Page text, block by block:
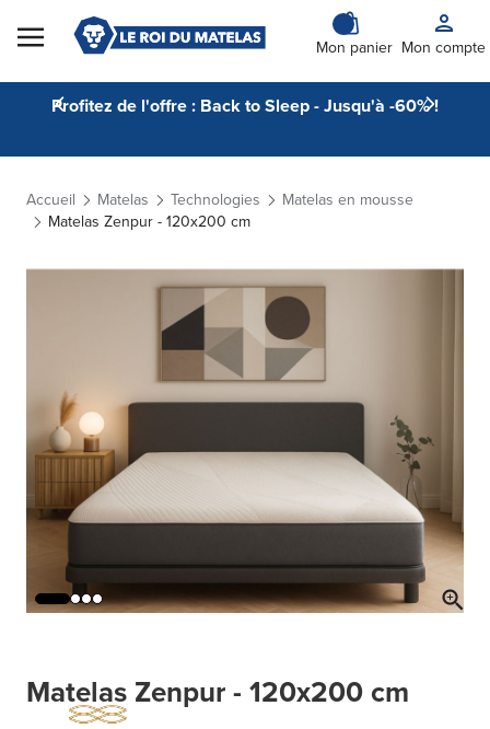
Skip to Content
Mon panier Mon compte
Profitez de l'offre : Back to Sleep - Jusqu'à -60% !
Accueil Matelas Technologies
Matelas en mousse
Matelas Zenpur - 120x200 cm
Matelas Zenpur - 120x200 cm